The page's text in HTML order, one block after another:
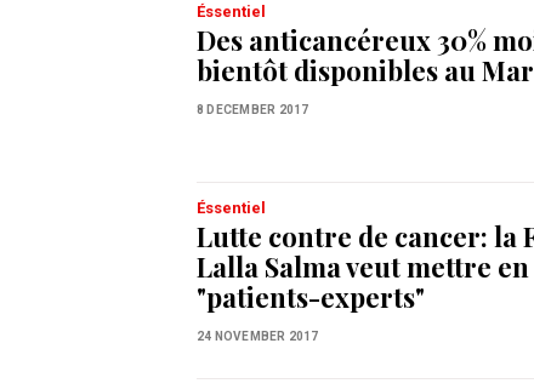
Éssentiel
Des anticancéreux 30%
bientôt disponibles au
8 DECEMBER 2017
Éssentiel
Lutte contre de cancer: la
Lalla Salma veut mettre
"patients-experts"
24 NOVEMBER 2017